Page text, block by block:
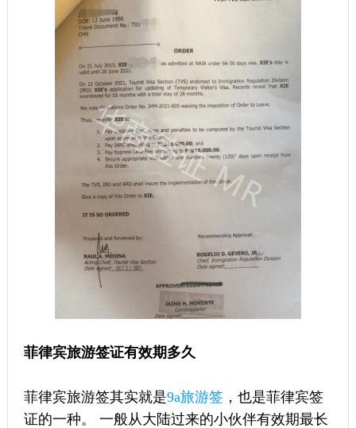
菲律宾旅游签证有效期多久
菲律宾旅游签其实就是9a旅游签，也是菲律宾签
证的一种。 一般从大陆过来的小伙伴有效期最长